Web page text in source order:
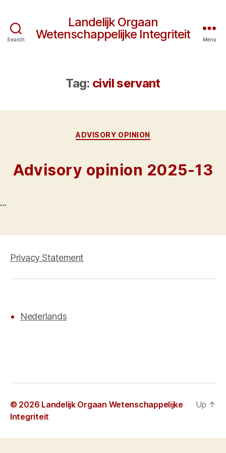
Search
Landelijk Orgaan
Wetenschappelijke Integriteit
Menu
Tag: civil servant
Categories
ADVISORY OPINION
Advisory opinion 2025-13
…
Privacy Statement
Nederlands
© 2026 Landelijk Orgaan Wetenschappelijke
Integriteit
Up ↑